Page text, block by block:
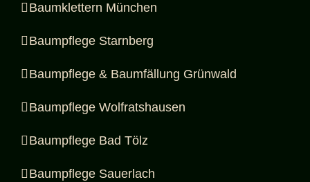
Baumklettern München
Baumpflege Starnberg
Baumpflege & Baumfällung Grünwald
Baumpflege Wolfratshausen
Baumpflege Bad Tölz
Baumpflege Sauerlach